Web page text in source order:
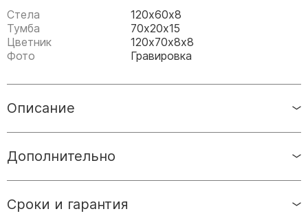
Памятники парню
Памятники сыну
Памятники вертикальные
Памятники врачу
Памятники Православные
Стела
120х60х8
Тумба
70х20х15
Цветник
120х70х8х8
Фото
Гравировка
Описание
Дополнительно
Сроки и гарантия